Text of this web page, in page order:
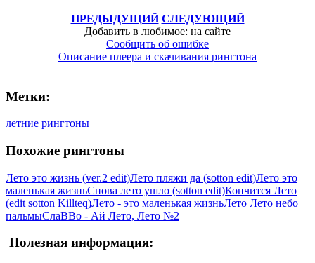
ПРЕДЫДУЩИЙ СЛЕДУЮЩИЙ
Добавить в любимое: на сайте
Сообщить об ошибке
Описание плеера и скачивания рингтона
Метки:
летние рингтоны
Похожие рингтоны
Лето это жизнь (ver.2 edit)Лето пляжи да (sotton edit)Лето это
маленькая жизньСнова лето ушло (sotton edit)Кончится Лето
(edit sotton Killteq)Лето - это маленькая жизньЛето Лето небо
пальмыСлаВВо - Ай Лето, Лето №2
Полезная информация: